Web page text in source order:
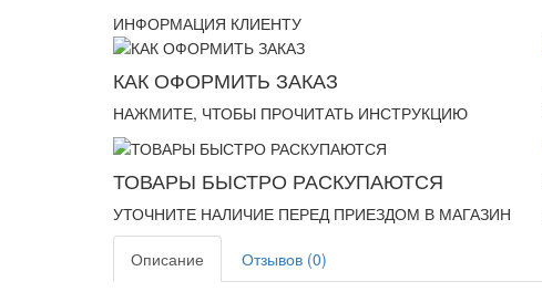
ИНФОРМАЦИЯ КЛИЕНТУ
КАК ОФОРМИТЬ ЗАКАЗ
НАЖМИТЕ, ЧТОБЫ ПРОЧИТАТЬ ИНСТРУКЦИЮ
ТОВАРЫ БЫСТРО РАСКУПАЮТСЯ
УТОЧНИТЕ НАЛИЧИЕ ПЕРЕД ПРИЕЗДОМ В МАГАЗИН
Описание Отзывов (0)